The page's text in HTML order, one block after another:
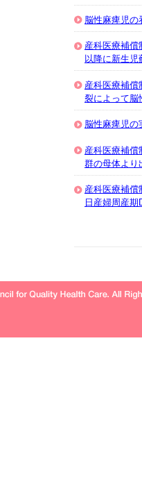
脳性麻痺児の
産科医療補
以降に新生
産科医療補
裂によって脳
脳性麻痺児の
産科医療補
群の母体より
産科医療補
日産婦周産